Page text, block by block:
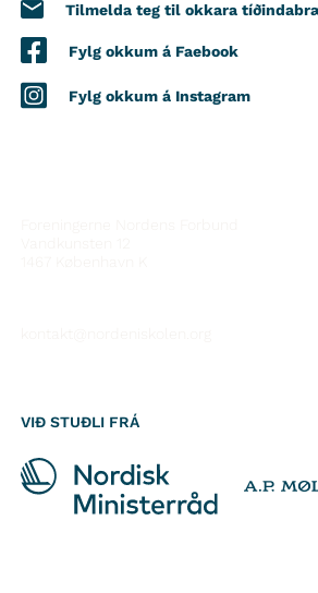
Tilmelda teg til okkara
Fylg okkum á Faebook
Fylg okkum á Instagram
VIÐ STUÐLI FRÁ